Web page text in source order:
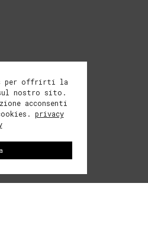
per offrirti la
nostro sito.
acconsenti
privacy